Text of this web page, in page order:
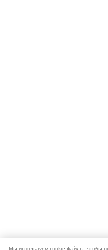
Мы используем cookie-файлы, чтобы